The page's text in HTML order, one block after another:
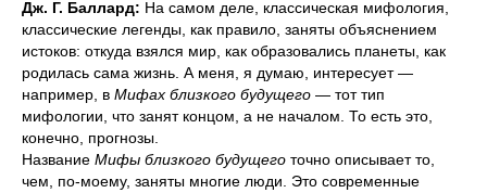
Дж. Г. Баллард: На самом деле, классическая мифология,
классические легенды, как правило, заняты объяснением
истоков: откуда взялся мир, как образовались планеты, как
родилась сама жизнь. А меня, я думаю, интересует —
например, в Мифах близкого будущего — тот тип
мифологии, что занят концом, а не началом. То есть это,
конечно, прогнозы.
Название Мифы близкого будущего точно описывает то,
чем, по-моему, заняты многие люди. Это современные